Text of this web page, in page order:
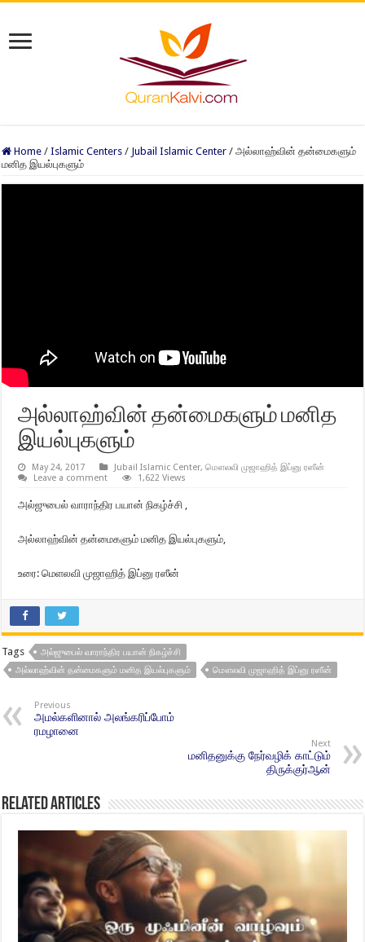
Home / Islamic Centers / Jubail Islamic Center / அல்லாஹ்வின் தன்மைகளும்
மனித இயல்புகளும்
அல்லாஹ்வின் தன்மைகளும் மனித
இயல்புகளும்
May 24, 2017 Jubail Islamic Center,மௌலவி முஜாஹித் இப்னு ரஸீன்
Leave a comment
1,622 Views
அல்ஜுபைல் வாராந்திர பயான் நிகழ்ச்சி ,
அல்லாஹ்வின் தன்மைகளும் மனித இயல்புகளும்,
உரை: மெளலவி முஜாஹித் இப்னு ரஸீன்
Tags
அல்ஜுபைல் வாராந்திர பயான் நிகழ்ச்சி
அல்லாஹ்வின் தன்மைகளும் மனித இயல்புகளும்
மௌலவி முஜாஹித் இப்னு ரஸீன்
Previous
அமல்களினால் அலங்கரிப்போம்
ரமழானை
Next
மனிதனுக்கு நேர்வழிக் காட்டும்
திருக்குர்ஆன்
Related Articles